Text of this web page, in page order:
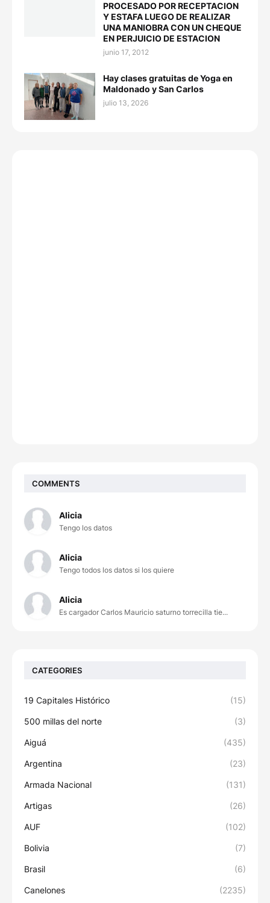
PROCESADO POR RECEPTACION
Y ESTAFA LUEGO DE REALIZAR
UNA MANIOBRA CON UN CHEQUE
EN PERJUICIO DE ESTACION
junio 17, 2012
Hay clases gratuitas de Yoga en
Maldonado y San Carlos
julio 13, 2026
COMMENTS
Alicia
Tengo los datos
Alicia
Tengo todos los datos si los quiere
Alicia
Es cargador Carlos Mauricio saturno torrecilla tie...
CATEGORIES
19 Capitales Histórico (15)
500 millas del norte (3)
Aiguá (435)
Argentina (23)
Armada Nacional (131)
Artigas (26)
AUF (102)
Bolivia (7)
Brasil (6)
Canelones (2235)